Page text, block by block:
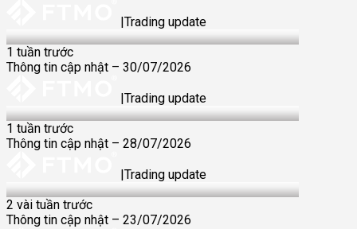
|Trading update
30 Jul 2026
1 tuần trước
Thông tin cập nhật – 30/07/2026
|Trading update
28 Jul 2026
1 tuần trước
Thông tin cập nhật – 28/07/2026
|Trading update
23 Jul 2026
2 vài tuần trước
Thông tin cập nhật – 23/07/2026